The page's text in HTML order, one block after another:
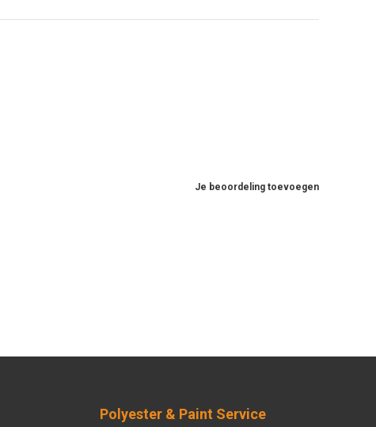
Je beoordeling toevoegen
Polyester & Paint Service